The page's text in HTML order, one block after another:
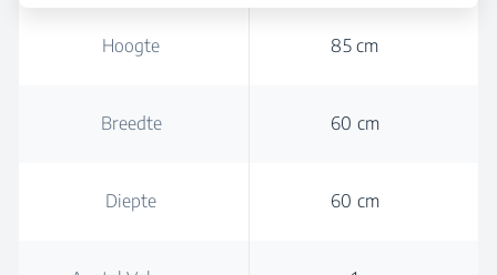
Hoogte 85 cm
Breedte 60 cm
Diepte 60 cm